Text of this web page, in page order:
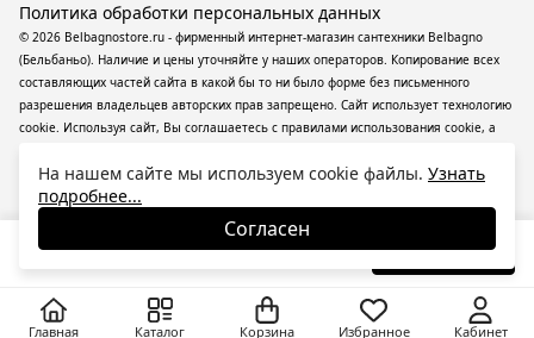
38 600₽ В корзину
Главная Каталог Корзина Избранное Кабинет
© 2026 Belbagnostore.ru - фирменный интернет-магазин сантехники Belbagno
(Бельбаньо). Наличие и цены уточняйте у наших операторов. Копирование всех
составляющих частей сайта в какой бы то ни было форме без письменного
разрешения владельцев авторских прав запрещено. Сайт использует технологию
cookie. Используя сайт, Вы соглашаетесь с правилами использования cookie, а
ресурсе применяютсярекомендательные технологии(информационные
технологии предоставления информации на основе сбора, систематизации и
анализа сведений, относящихся к предпочтениям пользователей сети
«Интернет», находящихся на территории Российской Федерации).
Политика обработки персональных данных
На нашем сайте мы используем cookie файлы. Узнать
подробнее...
Согласен